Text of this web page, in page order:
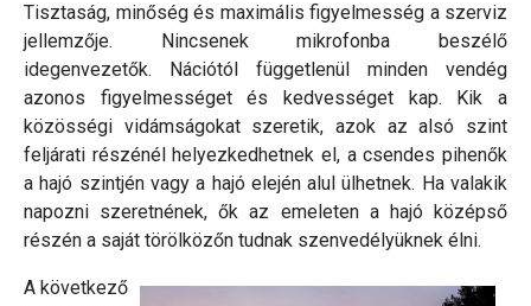
Tisztaság, minőség és maximális figyelmesség a szerviz
jellemzője. Nincsenek mikrofonba beszélő
idegenvezetők. Nációtól függetlenül minden vendég
azonos figyelmességet és kedvességet kap. Kik a
közösségi vidámságokat szeretik, azok az alsó szint
feljárati részénél helyezkedhetnek el, a csendes pihenők
a hajó szintjén vagy a hajó elején alul ülhetnek. Ha valakik
napozni szeretnének, ők az emeleten a hajó középső
részén a saját törölközőn tudnak szenvedélyüknek élni.
A következő